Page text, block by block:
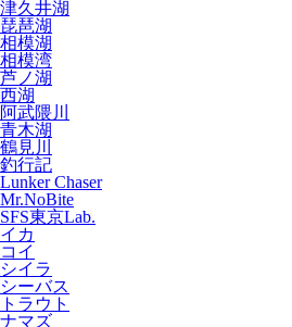
津久井湖
琵琶湖
相模湖
相模湾
芦ノ湖
西湖
阿武隈川
青木湖
鶴見川
釣行記
Lunker Chaser
Mr.NoBite
SFS東京Lab.
イカ
コイ
シイラ
シーバス
トラウト
ナマズ